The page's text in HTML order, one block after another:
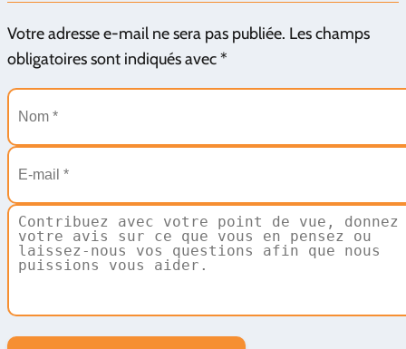
Votre adresse e-mail ne sera pas publiée. Les champs
obligatoires sont indiqués avec*